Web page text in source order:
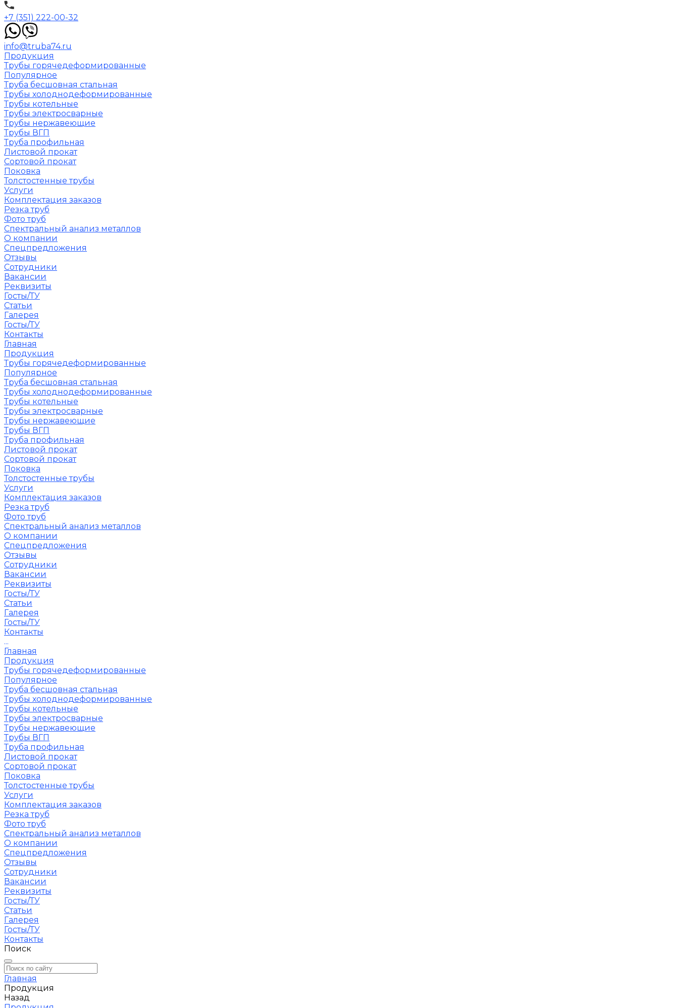
+7 (351) 222-00-32
info@truba74.ru
Продукция
Трубы горячедеформированные
Популярное
Труба бесшовная стальная
Трубы холоднодеформированные
Трубы котельные
Трубы электросварные
Трубы нержавеющие
Трубы ВГП
Труба профильная
Листовой прокат
Сортовой прокат
Поковка
Толстостенные трубы
Услуги
Комплектация заказов
Резка труб
Фото труб
Спектральный анализ металлов
О компании
Спецпредложения
Отзывы
Сотрудники
Вакансии
Реквизиты
Госты/ТУ
Статьи
Галерея
Госты/ТУ
Контакты
Главная
Продукция
Трубы горячедеформированные
Популярное
Труба бесшовная стальная
Трубы холоднодеформированные
Трубы котельные
Трубы электросварные
Трубы нержавеющие
Трубы ВГП
Труба профильная
Листовой прокат
Сортовой прокат
Поковка
Толстостенные трубы
Услуги
Комплектация заказов
Резка труб
Фото труб
Спектральный анализ металлов
О компании
Спецпредложения
Отзывы
Сотрудники
Вакансии
Реквизиты
Госты/ТУ
Статьи
Галерея
Госты/ТУ
Контакты
...
Главная
Продукция
Трубы горячедеформированные
Популярное
Труба бесшовная стальная
Трубы холоднодеформированные
Трубы котельные
Трубы электросварные
Трубы нержавеющие
Трубы ВГП
Труба профильная
Листовой прокат
Сортовой прокат
Поковка
Толстостенные трубы
Услуги
Комплектация заказов
Резка труб
Фото труб
Спектральный анализ металлов
О компании
Спецпредложения
Отзывы
Сотрудники
Вакансии
Реквизиты
Госты/ТУ
Статьи
Галерея
Госты/ТУ
Контакты
Поиск
Главная
Продукция
Назад